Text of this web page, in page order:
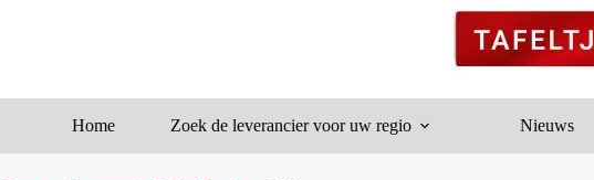
Home Zoek de leverancier voor uw regio Nieuws